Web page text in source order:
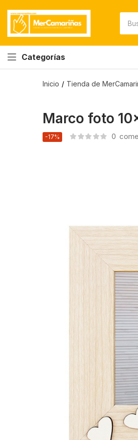
Categorías
Inicio Tienda de
Marco foto
-17% 0